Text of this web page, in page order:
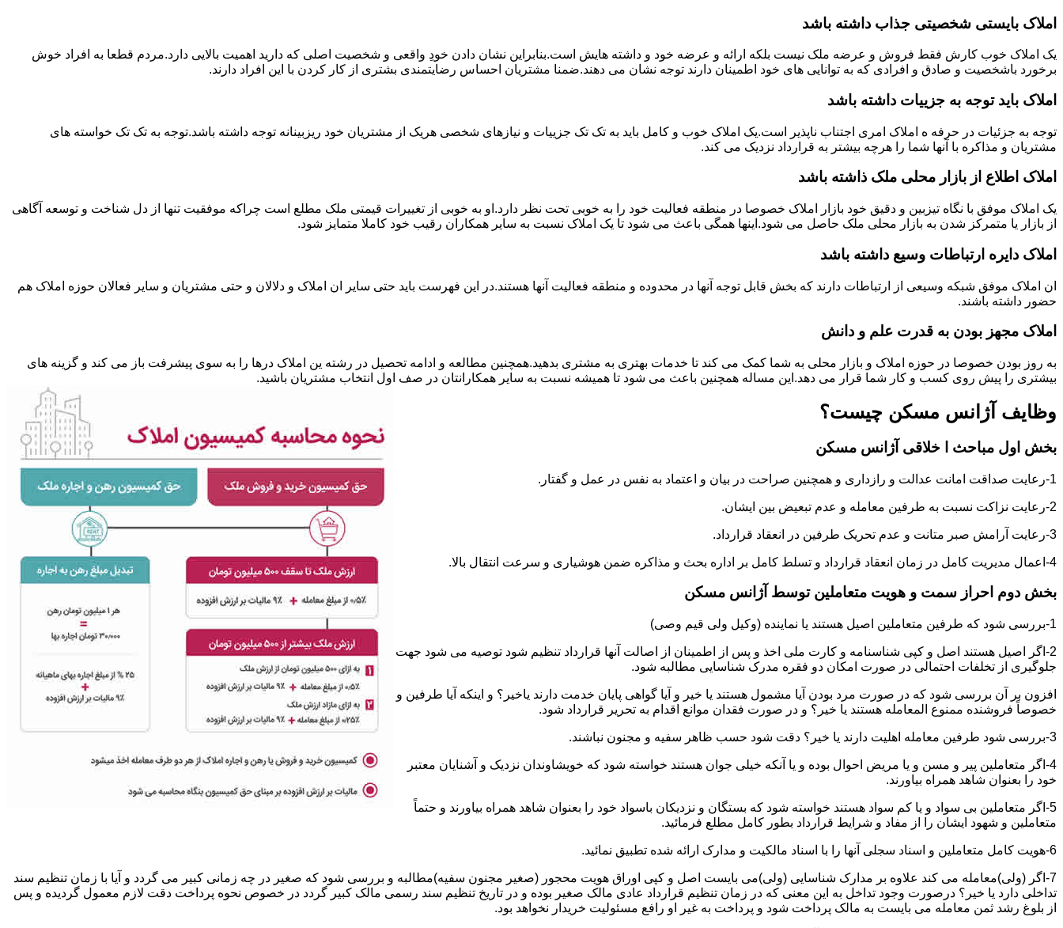
املاک بایستی شخصیتی جذاب داشته باشد
یک املاک خوب کارش فقط فروش و عرضه ملک نیست بلکه ارائه و عرضه خود و داشته هایش است.بنابراین نشان دادن خودِ واقعی و شخصیت اصلی که دارید اهمیت بالایی دارد.مردم قطعا به افراد خوش
برخورد باشخصیت و صادق و افرادی که به توانایی های خود اطمینان دارند توجه نشان می دهند.ضمنا مشتریان احساس رضایتمندی بشتری از کار کردن با این افراد دارند.
املاک باید توجه به جزییات داشته باشد
توجه به جزئیات در حرفه ه املاک امری اجتناب ناپذیر است.یک املاک خوب و کامل باید به تک تک جزییات و نیازهای شخصی هریک از مشتریان خود ریزبینانه توجه داشته باشد.توجه به تک تک خواسته های
مشتریان و مذاکره با آنها شما را هرچه بیشتر به قرارداد نزدیک می کند.
املاک اطلاع از بازار محلی ملک ذاشته باشد
یک املاک موفق با نگاه تیزبین و دقیق خود بازار املاک خصوصا در منطقه فعالیت خود را به خوبی تحت نظر دارد.او به خوبی از تغییرات قیمتی ملک مطلع است چراکه موفقیت تنها از دل شناخت و توسعه آگاهی
از بازار یا متمرکز شدن به بازار محلی ملک حاصل می شود.اینها همگی باعث می شود تا یک املاک نسبت به سایر همکاران رقیب خود کاملا متمایز شود.
املاک دایره ارتباطات وسیع داشته باشد
ان املاک موفق شبکه وسیعی از ارتباطات دارند که بخش قابل توجه آنها در محدوده و منطقه فعالیت آنها هستند.در این فهرست باید حتی سایر ان املاک و دلالان و حتی مشتریان و سایر فعالان حوزه املاک هم
حضور داشته باشند.
املاک مجهز بودن به قدرت علم و دانش
به روز بودن خصوصا در حوزه املاک و بازار محلی به شما کمک می کند تا خدمات بهتری به مشتری بدهید.همچنین مطالعه و ادامه تحصیل در رشته ین املاک درها را به سوی پیشرفت باز می کند و گزینه های
بیشتری را پیش روی کسب و کار شما قرار می دهد.این مساله همچنین باعث می شود تا همیشه نسبت به سایر همکارانتان در صف اول انتخاب مشتریان باشید.
وظایف آژانس مسکن چیست؟
بخش اول مباحث ا خلاقی آژانس مسکن
1-رعایت صداقت امانت عدالت و رازداری و همچنین صراحت در بیان و اعتماد به نفس در عمل و گفتار.
2-رعایت نزاکت نسبت به طرفین معامله و عدم تبعیض بین ایشان.
3-رعایت آرامش صبر متانت و عدم تحریک طرفین در انعقاد قرارداد.
4-اعمال مدیریت کامل در زمان انعقاد قرارداد و تسلط کامل بر اداره بحث و مذاکره ضمن هوشیاری و سرعت انتقال بالا.
بخش دوم احراز سمت و هویت متعاملین توسط آژانس مسکن
1-بررسی شود که طرفین متعاملین اصیل هستند یا نماینده (وکیل ولی قیم وصی)
2-اگر اصیل هستند اصل و کپی شناسنامه و کارت ملی اخذ و پس از اطمینان از اصالت آنها قرارداد تنظیم شود توصیه می شود جهت
جلوگیری از تخلفات احتمالی در صورت امکان دو فقره مدرک شناسایی مطالبه شود.
افزون بر آن بررسی شود که در صورت مرد بودن آیا مشمول هستند یا خیر و آیا گواهی پایان خدمت دارند یاخیر؟ و اینکه آیا طرفین و
خصوصاً فروشنده ممنوع المعامله هستند یا خیر؟ و در صورت فقدان موانع اقدام به تحریر قرارداد شود.
3-بررسی شود طرفین معامله اهلیت دارند یا خیر؟ دقت شود حسب ظاهر سفیه و مجنون نباشند.
4-اگر متعاملین پیر و مسن و یا مریض احوال بوده و یا آنکه خیلی جوان هستند خواسته شود که خویشاوندان نزدیک و آشنایان معتبر
خود را بعنوان شاهد همراه بیاورند.
5-اگر متعاملین بی سواد و یا کم سواد هستند خواسته شود که بستگان و نزدیکان باسواد خود را بعنوان شاهد همراه بیاورند و حتماً
متعاملین و شهود ایشان را از مفاد و شرایط قرارداد بطور کامل مطلع فرمائید.
6-هویت کامل متعاملین و اسناد سجلی آنها را با اسناد مالکیت و مدارک ارائه شده تطبیق نمائید.
7-اگر (ولی)معامله می کند علاوه بر مدارک شناسایی (ولی)می بایست اصل و کپی اوراق هویت محجور (صغیر مجنون سفیه)مطالبه و بررسی شود که صغیر در چه زمانی کبیر می گردد و آیا با زمان تنظیم سند
تداخلی دارد یا خیر؟ درصورت وجود تداخل به این معنی که در زمان تنظیم قرارداد عادی مالک صغیر بوده و در تاریخ تنظیم سند رسمی مالک کبیر گردد در خصوص نحوه پرداخت دقت لازم معمول گردیده و پس
از بلوغ رشد ثمن معامله می بایست به مالک پرداخت شود و پرداخت به غیر او رافع مسئولیت خریدار نخواهد بود.